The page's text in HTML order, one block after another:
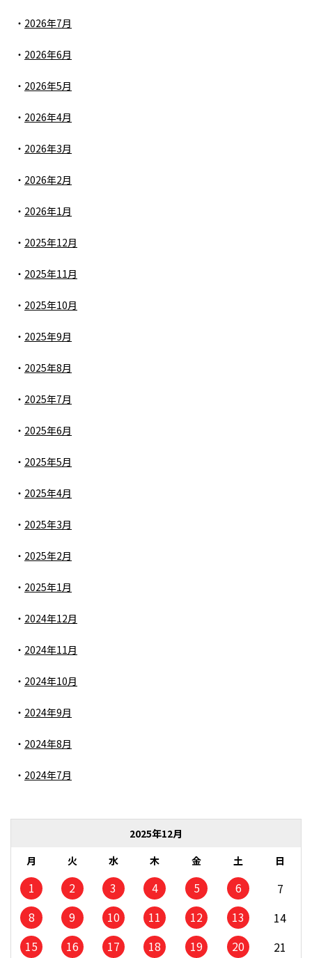
2026年7月
2026年6月
2026年5月
2026年4月
2026年3月
2026年2月
2026年1月
2025年12月
2025年11月
2025年10月
2025年9月
2025年8月
2025年7月
2025年6月
2025年5月
2025年4月
2025年3月
2025年2月
2025年1月
2024年12月
2024年11月
2024年10月
2024年9月
2024年8月
2024年7月
2025年12月
月
火 水 木 金 土 日
1 2 3 4 5 6
7
8
9 10 11 12 13
14
15
16 17 18 19 20 21